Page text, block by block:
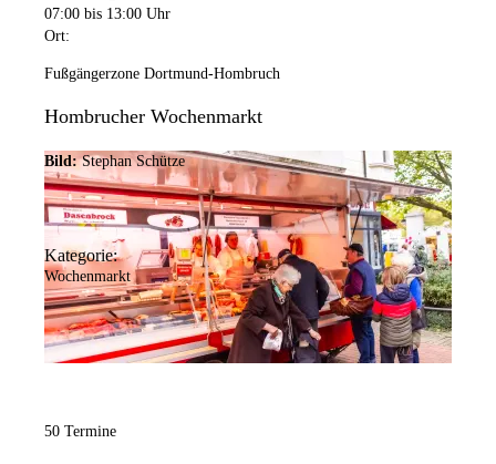
07:00 bis 13:00 Uhr
Ort:
Fußgängerzone Dortmund-Hombruch
Hombrucher Wochenmarkt
Bild: Stephan Schütze
Kategorie:
Wochenmarkt
50 Termine